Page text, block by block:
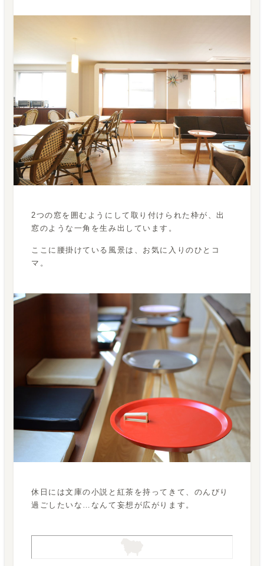
2つの窓を囲むようにして取り付けられた枠が、出
窓のような一角を生み出しています。
ここに腰掛けている風景は、お気に入りのひとコ
マ。
休日には文庫の小説と紅茶を持ってきて、のんびり
過ごしたいな…なんて妄想が広がります。